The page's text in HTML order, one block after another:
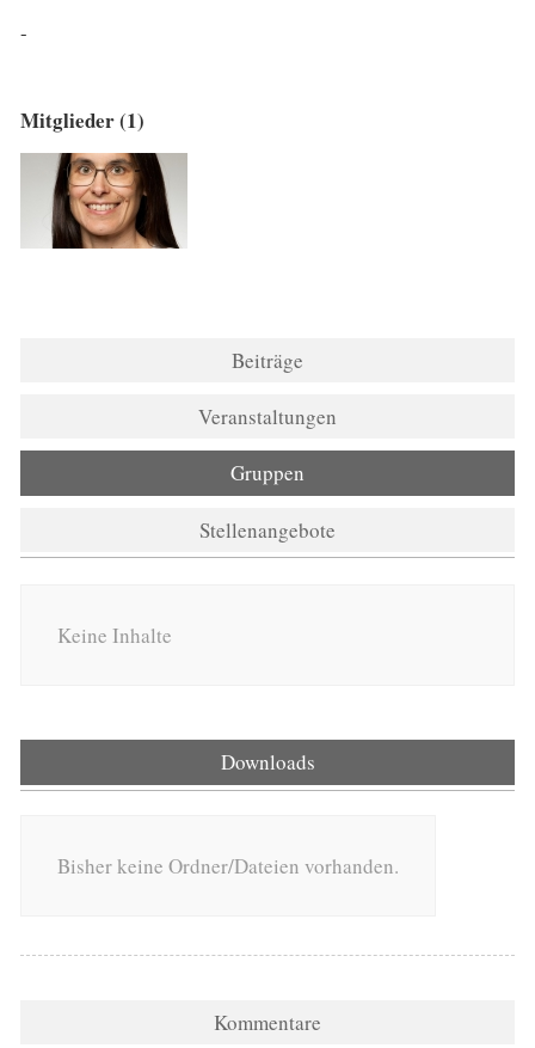
-
Mitglieder (1)
Beiträge
Veranstaltungen
Gruppen
Stellenangebote
Keine Inhalte
Downloads
Bisher keine Ordner/Dateien vorhanden.
Kommentare